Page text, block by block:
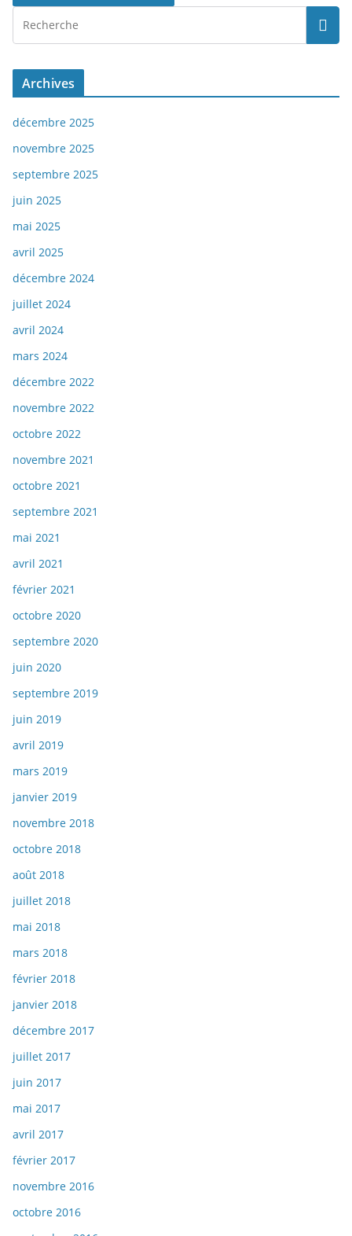
Archives
décembre 2025
novembre 2025
septembre 2025
juin 2025
mai 2025
avril 2025
décembre 2024
juillet 2024
avril 2024
mars 2024
décembre 2022
novembre 2022
octobre 2022
novembre 2021
octobre 2021
septembre 2021
mai 2021
avril 2021
février 2021
octobre 2020
septembre 2020
juin 2020
septembre 2019
juin 2019
avril 2019
mars 2019
janvier 2019
novembre 2018
octobre 2018
août 2018
juillet 2018
mai 2018
mars 2018
février 2018
janvier 2018
décembre 2017
juillet 2017
juin 2017
mai 2017
avril 2017
février 2017
novembre 2016
octobre 2016